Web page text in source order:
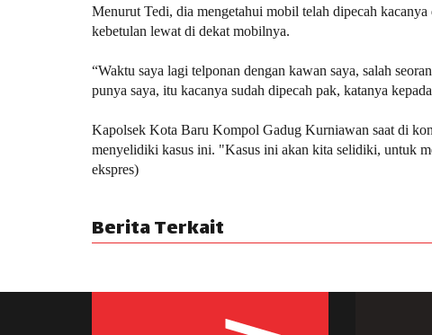
Menurut Tedi, dia mengetahui mobil telah dipecah
kebetulan lewat di dekat mobilnya.
“Waktu saya lagi telponan dengan kawan saya, salah
punya saya, itu kacanya sudah dipecah pak, katanya
Kapolsek Kota Baru Kompol Gadug Kurniawan saat di
menyelidiki kasus ini. "Kasus ini akan kita selidiki, untuk
ekspres)
Berita Terkait